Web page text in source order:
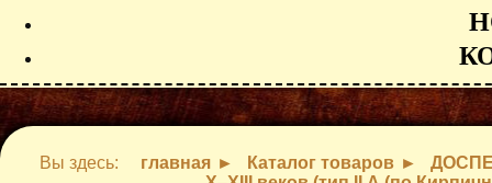
Вы здесь: главная Каталог товаров